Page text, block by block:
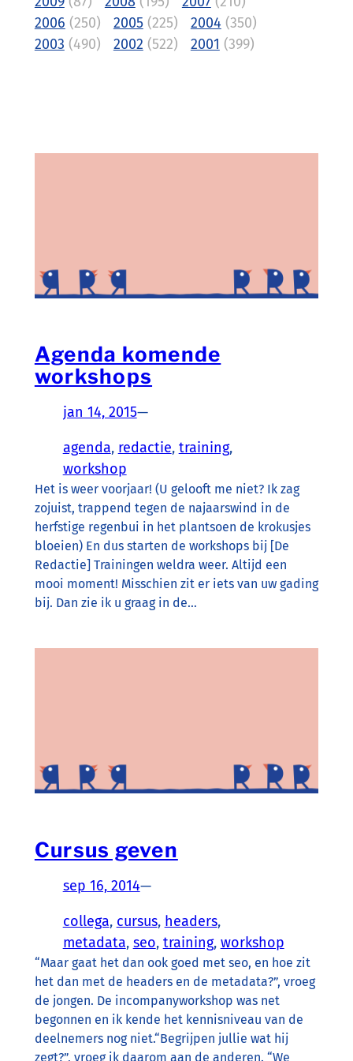
2006 (250) 2005(225) 2004 (350)
2003 (490) 2002 (522) 2001 (399)
Agenda komende
workshops
jan 14, 2015—
agenda, redactie, training,
workshop
Het is weer voorjaar! (U gelooft me niet? Ik zag
zojuist, trappend tegen de najaarswind in de
herfstige regenbui in het plantsoen de krokusjes
bloeien) En dus starten de workshops bij [De
Redactie] Trainingen weldra weer. Altijd een
mooi moment! Misschien zit er iets van uw gading
bij. Dan zie ik u graag in de…
Cursus geven
sep 16, 2014—
collega, cursus, headers,
metadata, seo, training, workshop
“Maar gaat het dan ook goed met seo, en hoe zit
het dan met de headers en de metadata?”, vroeg
de jongen. De incompanyworkshop was net
begonnen en ik kende het kennisniveau van de
deelnemers nog niet.“Begrijpen jullie wat hij
zegt?”, vroeg ik daarom aan de anderen. “We